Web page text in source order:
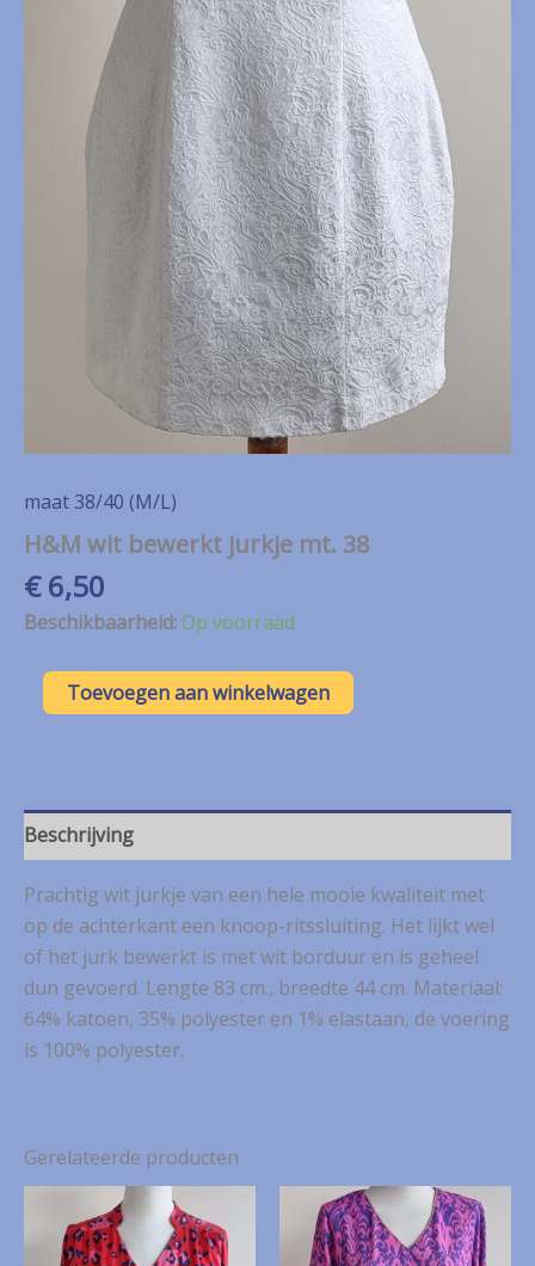
maat 38/40 (M/L)
H&M wit bewerkt jurkje mt. 38
€6,50
Beschikbaarheid:Op voorraad
H&M
wit
aantal
Toevoegen aan winkelwagen
Beschrijving
Prachtig wit jurkje van een hele mooie kwaliteit met
op de achterkant een knoop-ritssluiting. Het lijkt wel
of het jurk bewerkt is met wit borduur en is geheel
dun gevoerd. Lengte 83 cm., breedte 44 cm. Materiaal:
64% katoen, 35% polyester en 1% elastaan, de voering
is 100% polyester.
Gerelateerde producten